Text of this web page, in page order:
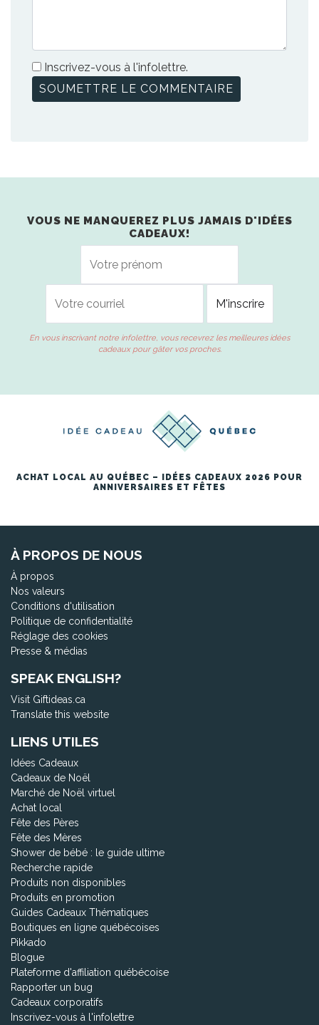
Inscrivez-vous à l'infolettre.
VOUS NE MANQUEREZ PLUS JAMAIS D'IDÉES
CADEAUX!
En vous inscrivant notre infolettre, vous recevrez les meilleures idées
cadeaux pour gâter vos proches.
ACHAT LOCAL AU QUÉBEC – IDÉES CADEAUX 2026 POUR
ANNIVERSAIRES ET FÊTES
À PROPOS DE NOUS
À propos
Nos valeurs
Conditions d'utilisation
Politique de confidentialité
Réglage des cookies
Presse & médias
SPEAK ENGLISH?
Visit Giftideas.ca
Translate this website
LIENS UTILES
Idées Cadeaux
Cadeaux de Noël
Marché de Noël virtuel
Achat local
Fête des Pères
Fête des Mères
Shower de bébé : le guide ultime
Recherche rapide
Produits non disponibles
Produits en promotion
Guides Cadeaux Thématiques
Boutiques en ligne québécoises
Pikkado
Blogue
Plateforme d'affiliation québécoise
Rapporter un bug
Cadeaux corporatifs
Inscrivez-vous à l'infolettre